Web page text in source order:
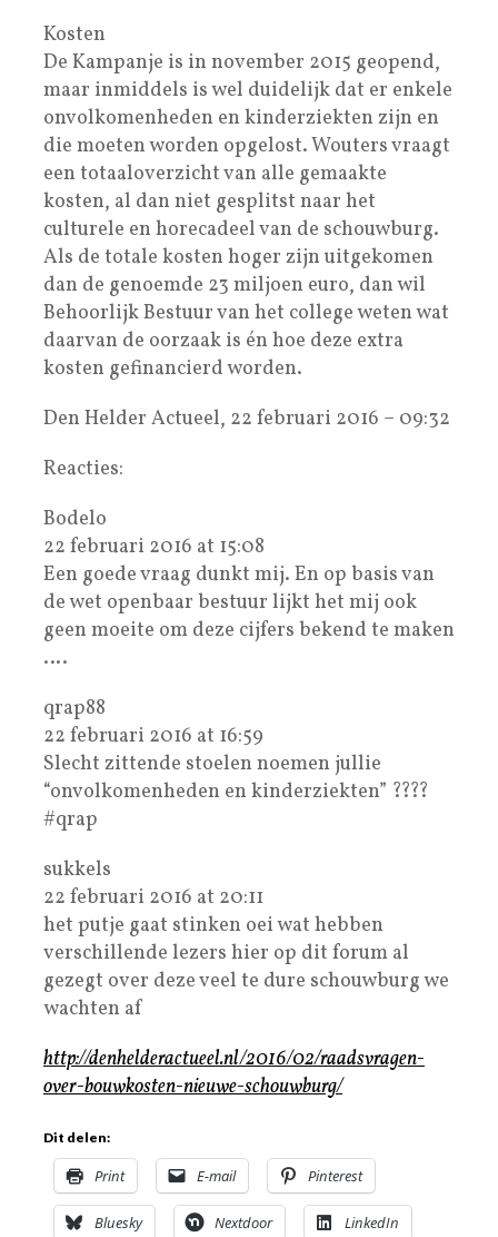
Kosten
De Kampanje is in november 2015 geopend,
maar inmiddels is wel duidelijk dat er enkele
onvolkomenheden en kinderziekten zijn en
die moeten worden opgelost. Wouters vraagt
een totaaloverzicht van alle gemaakte
kosten, al dan niet gesplitst naar het
culturele en horecadeel van de schouwburg.
Als de totale kosten hoger zijn uitgekomen
dan de genoemde 23 miljoen euro, dan wil
Behoorlijk Bestuur van het college weten wat
daarvan de oorzaak is én hoe deze extra
kosten gefinancierd worden.
Den Helder Actueel, 22 februari 2016 – 09:32
Reacties:
Bodelo
22 februari 2016 at 15:08
Een goede vraag dunkt mij. En op basis van
de wet openbaar bestuur lijkt het mij ook
geen moeite om deze cijfers bekend te maken
….
qrap88
22 februari 2016 at 16:59
Slecht zittende stoelen noemen jullie
“onvolkomenheden en kinderziekten” ????
#qrap
sukkels
22 februari 2016 at 20:11
het putje gaat stinken oei wat hebben
verschillende lezers hier op dit forum al
gezegt over deze veel te dure schouwburg we
wachten af
http://denhelderactueel.nl/2016/02/raadsvragen-
over-bouwkosten-nieuwe-schouwburg/
Dit delen:
Print E-mail Pinterest
Bluesky Nextdoor LinkedIn